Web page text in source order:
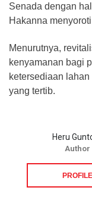
Senada dengan
Hakanna
Menurutnya,
kenyamanan bagi
ketersediaan
yang tertib.
Heru
Author
PROFILE